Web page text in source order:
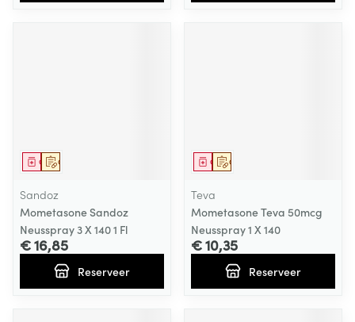
Op voorschrift
Geneesmiddel
Sandoz
Mometasone Sandoz
Neusspray 3 X 140 1 Fl
€ 16,85
Reserveer
Op voorschrift
Geneesmiddel
Teva
Mometasone Teva 50mcg
Neusspray 1 X 140
€ 10,35
Reserveer